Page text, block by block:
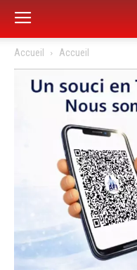
Accueil Accueil